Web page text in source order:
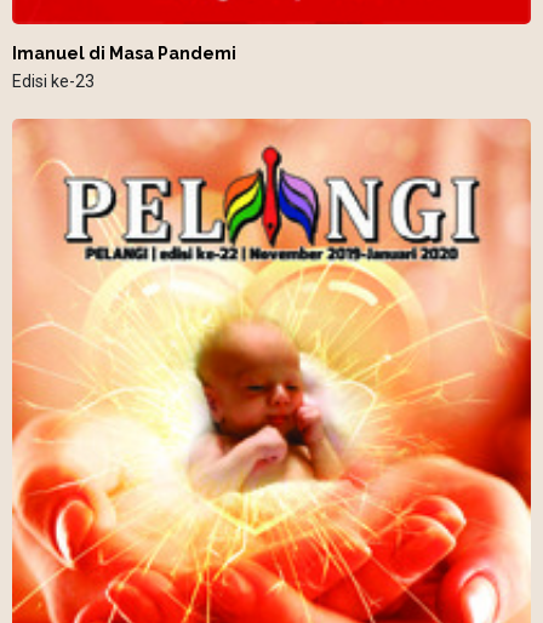
Imanuel di Masa Pandemi
Edisi ke-23